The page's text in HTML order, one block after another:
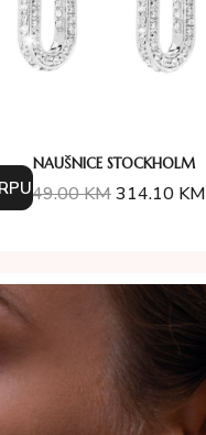
NAUŠNICE STOCKHOLM
349.00KM314.10 KM